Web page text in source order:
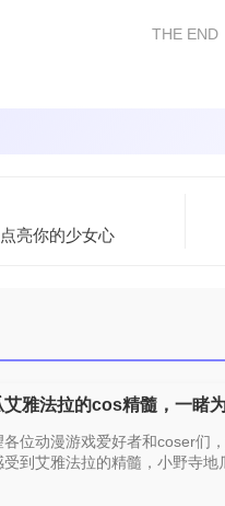
THE END
亮你的少女心
雅法拉的cos精髓，一睹
位动漫游戏爱好者和coser们
到艾雅法拉的精髓，小野寺